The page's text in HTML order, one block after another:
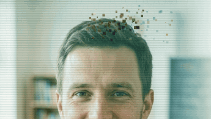
266 Kč
Objednat
239 Kč
Objednat
239 Kč
Objednat